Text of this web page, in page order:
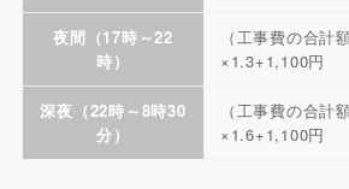
夜間（17時～22
時）
（工事費の合計
×1.3+1,100円
深夜（22時～8時30
分）
（工事費の合計
×1.6+1,100円